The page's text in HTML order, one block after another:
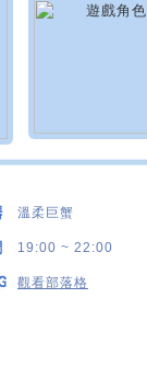
溫柔巨蟹
19:00 ~ 22:00
觀看部落格